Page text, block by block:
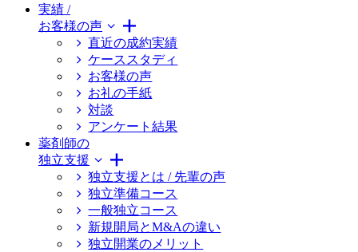
実績 /
お客様の声
直近の成約実績
ケーススタディ
お客様の声
お礼の手紙
対談
アンケート結果
薬剤師の
独立支援
独立支援とは / 先輩の声
独立準備コース
一般独立コース
新規開局とM&Aの違い
独立開業のメリット